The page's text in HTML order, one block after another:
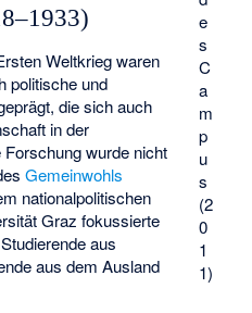
e
s
C
a
m
p
u
s
(2
0
1
1)
Weltkrieg waren
politische und
die sich auch
in der
wurde nicht
Gemeinwohls
nationalpolitischen
Graz fokussierte
aus
aus dem Ausland